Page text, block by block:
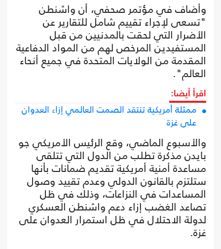
وأضاف في مؤتمر صحفي، أن واشنطن
"تسعى لإجراء تقييم شامل للتقارير عن
الأضرار التي لحقت بالمدنيين من قبل
المستفيدين المرخص لهم من المواد الدفاعية
المقدمة من الولايات المتحدة في جميع أنحاء
العالم".
اقرأ أيضا:
ممثلة أمريكية تنتقد الصمت العالمي إزاء العدوان
على غزة
والأسبوع الماضي، وقع الرئيس الأمريكي جو
بايدن مذكرة تطلب من الدول التي تتلقى
مساعدة أمنية أمريكية تقديم ضمانات بأنها
ستلتزم بالقانون الدولي وعدم تقييد وصول
المساعدات في النزاعات، وذلك في ظل
تصاعد الغضب إزاء دعم واشنطن العسكري
لدولة الاحتلال في ظل استمرار العدوان على
غزة.